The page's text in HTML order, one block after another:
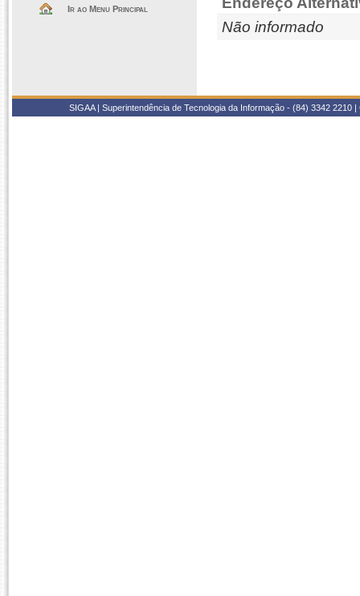
Ir ao Menu Principal
Não informado
SIGAA | Superintendência de Tecnologia da Informação - (84) 3342